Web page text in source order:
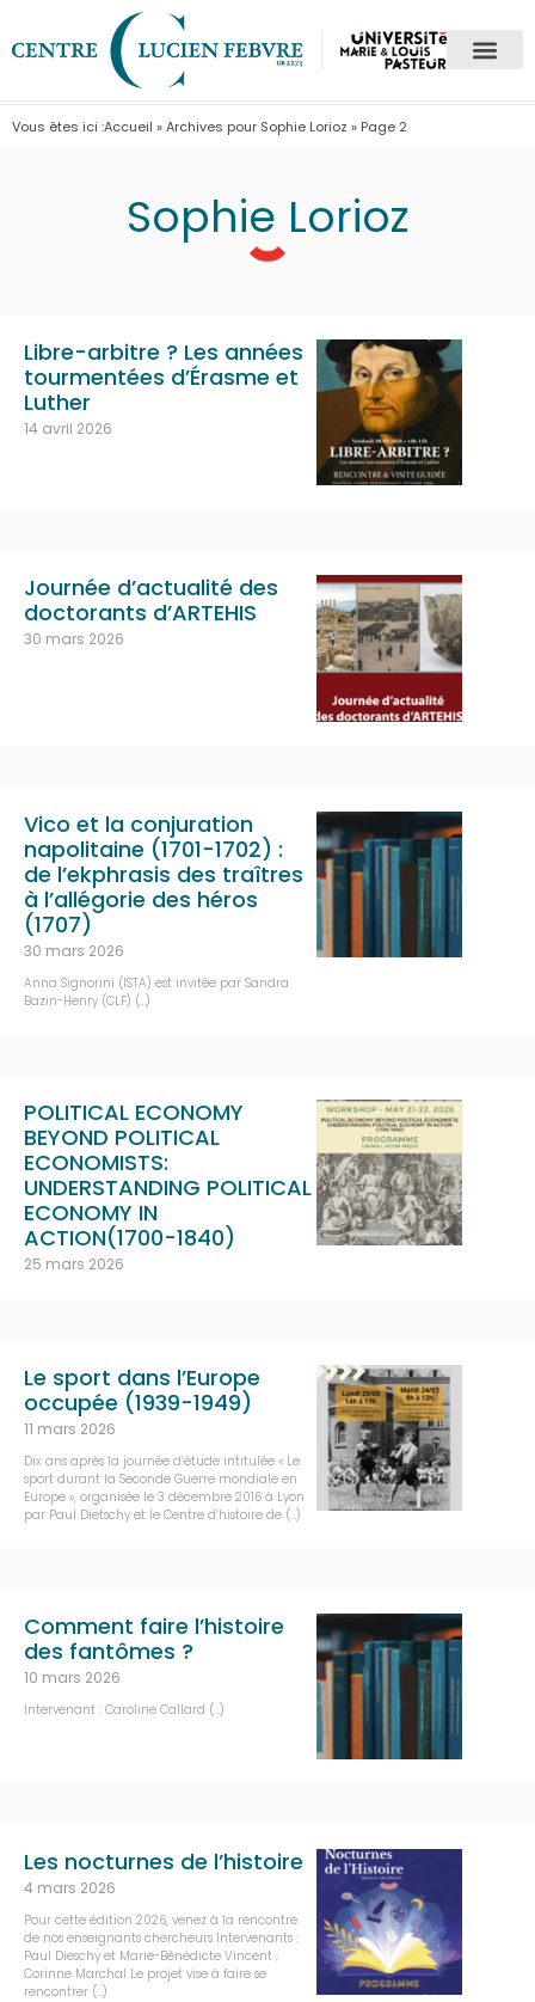
Vous êtes ici :Accueil »Archives pour Sophie Lorioz » Page 2
Sophie Lorioz
Libre-arbitre ? Les années
tourmentées d’Érasme et
Luther
14 avril 2026
Journée d’actualité des
doctorants d’ARTEHIS
30 mars 2026
Vico et la conjuration
napolitaine (1701-1702) :
de l’ekphrasis des traîtres
à l’allégorie des héros
(1707)
30 mars 2026
Anna Signorini (ISTA) est invitée par Sandra
Bazin-Henry (CLF) (…)
POLITICAL ECONOMY
BEYOND POLITICAL
ECONOMISTS:
UNDERSTANDING POLITICAL
ECONOMY IN
ACTION(1700-1840)
25 mars 2026
Le sport dans l’Europe
occupée (1939-1949)
11 mars 2026
Dix ans après la journée d’étude intitulée « Le
sport durant la Seconde Guerre mondiale en
Europe », organisée le 3 décembre 2016 à Lyon
par Paul Dietschy et le Centre d’histoire de (…)
Comment faire l’histoire
des fantômes ?
10 mars 2026
Intervenant : Caroline Callard (…)
Les nocturnes de l’histoire
4 mars 2026
Pour cette édition 2026, venez à la rencontre
de nos enseignants chercheurs Intervenants :
Paul Dieschy et Marie-Bénédicte Vincent ;
Corinne Marchal Le projet vise à faire se
rencontrer (…)